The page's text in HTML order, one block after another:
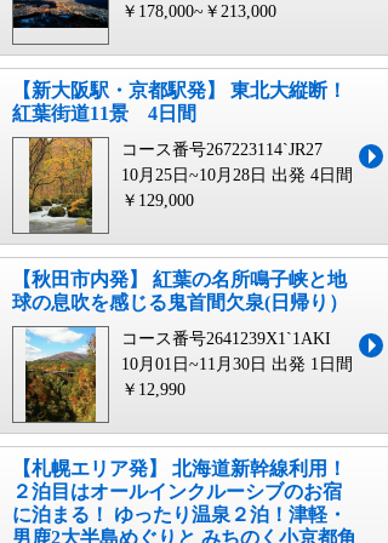
￥178,000~￥213,000
【新大阪駅・京都駅発】 東北大縦断！
紅葉街道11景 4日間
コース番号267223114`JR27
10月25日~10月28日 出発 4日間
￥129,000
【秋田市内発】 紅葉の名所鳴子峡と地
球の息吹を感じる鬼首間欠泉(日帰り）
コース番号2641239X1`1AKI
10月01日~11月30日 出発 1日間
￥12,990
【札幌エリア発】 北海道新幹線利用！
２泊目はオールインクルーシブのお宿
に泊まる！ ゆったり温泉２泊！津軽・
男鹿2大半島めぐりと みちのく小京都角